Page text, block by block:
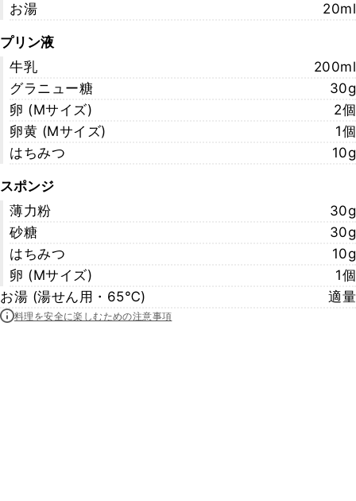
お湯
20ml
プリン液
牛乳
200ml
グラニュー糖
30g
卵 (Mサイズ)
2個
卵黄 (Mサイズ)
1個
はちみつ
10g
スポンジ
薄力粉
30g
砂糖
30g
はちみつ
10g
卵 (Mサイズ)
1個
お湯 (湯せん用・65℃)
適量
料理を安全に楽しむための注意事項